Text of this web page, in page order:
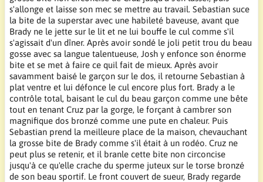
s'allonge et laisse son mec se mettre au travail. Sebastian suce
la bite de la superstar avec une habileté baveuse, avant que
Brady ne le jette sur le lit et ne lui bouffe le cul comme s'il
s'agissait d'un dîner. Après avoir sondé le joli petit trou du beau
gosse avec sa langue talentueuse, Josh y enfonce son énorme
bite et se met à faire ce quil fait de mieux. Après avoir
savamment baisé le garçon sur le dos, il retourne Sebastian à
plat ventre et lui défonce le cul encore plus fort. Brady a le
contrôle total, baisant le cul du beau garçon comme une bête
tout en tenant Cruz par la gorge, le forçant à cambrer son
magnifique dos bronzé comme une pute en chaleur. Puis
Sebastian prend la meilleure place de la maison, chevauchant
la grosse bite de Brady comme s'il était à un rodéo. Cruz ne
peut plus se retenir, et il branle cette bite non circoncise
jusqu'à ce qu'elle crache du sperme juteux sur le torse bronzé
de son beau sportif. Le front couvert de sueur, Brady regarde